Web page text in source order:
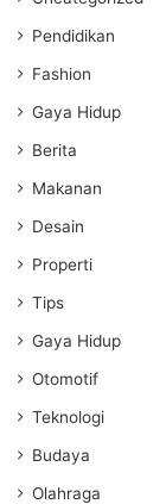
Pendidikan
Fashion
Gaya Hidup
Berita
Makanan
Desain
Properti
Tips
Gaya Hidup
Otomotif
Teknologi
Budaya
Olahraga